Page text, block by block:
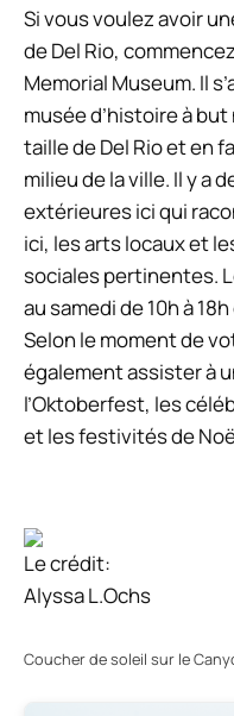
Si vous voulez avoir
de Del Rio,
Memorial Museum. Il
musée d’histoire à
taille de Del Rio et en
milieu de la ville. Il y a
extérieures ici qui
ici, les arts locaux et
sociales pertinentes.
au samedi de 10h à
Selon le moment de
également assister à
l’Oktoberfest, les
et les festivités de
Le crédit:
Alyssa L.Ochs
Coucher de soleil sur le